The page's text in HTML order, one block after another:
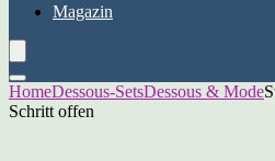
Magazin
HomeDessous-SetsDessous & Mode
Schritt offen